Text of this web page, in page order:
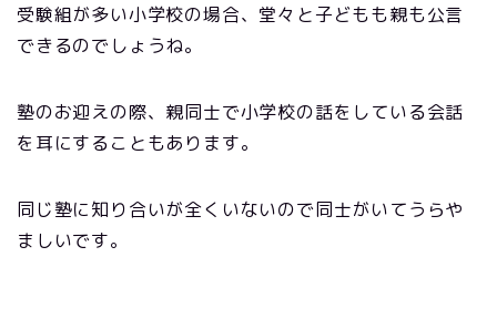
受験組が多い小学校の場合、堂々と子どもも親も公言
できるのでしょうね。
塾のお迎えの際、親同士で小学校の話をしている会話
を耳にすることもあります。
同じ塾に知り合いが全くいないので同士がいてうらや
ましいです。